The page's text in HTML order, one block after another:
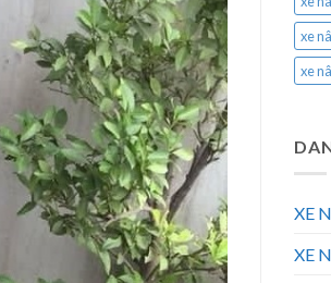
xe
xe
XE
XE